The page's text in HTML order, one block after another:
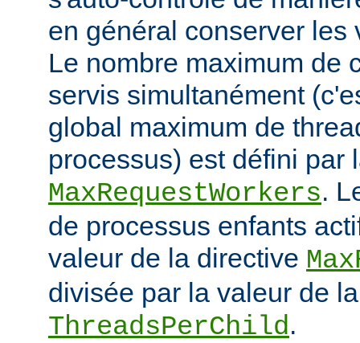
en général conserver les
Le nombre maximum de
servis simultanément
global maximum de
processus) est défini par
MaxRequestWorkers.
de processus enfants
valeur de la directive
divisée par la valeur de
ThreadsPerChild.